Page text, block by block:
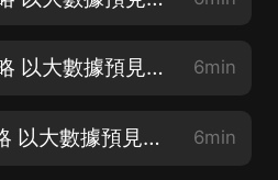
162下篇 大數據戰略 以大數據預見未來 餐飲旅遊業的未來 6min
161下篇 大數據戰略 以大數據預見未來 制造業的大數據之路 6min